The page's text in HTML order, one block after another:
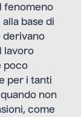
fenomeno
base di
derivano
lavoro
poco
per i tanti
non
come